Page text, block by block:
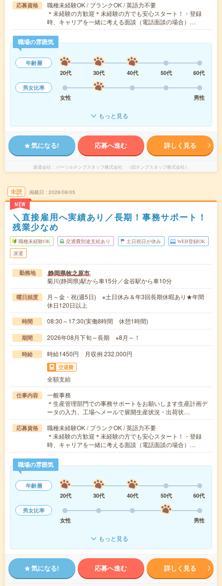
応募資格
職種未経験OK / ブランクOK / 英語力不要
＊未経験の方歓迎＊未経験の方でも安心スタート！・登録
時、キャリアを一緒に考える面談（電話面談の場合）…
職場の雰囲気
年齢層
20代
30代 40代 50代
60代
男女比率
女性
男性
もっと見る
気になる! 応募へ進む 詳しく見る
派遣会社 パーソルテンプスタッフ株式会社 （旧テンプスタッフ株式会社）
未読
NEW
掲載日 2026/08/05
＼直接雇用へ実績あり／長期！事務サポート！
残業少なめ
職種未経験OK 交通費別途支給あり 土日祝日が休み WEB登録OK
派遣
勤務地 静岡県牧之原市
菊川(静岡県)駅から車15分／金谷駅から車10分
曜日頻度
月～金・祝(週5日) ※土日休み＆年3回長期休暇あり★年間
休日120日以上
時間 08:30～17:30(実働8時間 休憩1時間)
期間 2026年08月下旬～長期 ※8月～！
時給 時給1450円 月収例 232,000円
交通費
全額支給
仕事内容
一般事務
＊生産管理部門での事務サポートをお願いします生産計画デ
ータの入力、工場へメールで展開生産状況・出荷状…
応募資格
職種未経験OK / ブランクOK / 英語力不要
＊未経験の方歓迎＊未経験の方でも安心スタート！・登録
時、キャリアを一緒に考える面談（電話面談の場合）…
職場の雰囲気
年齢層
20代
30代 40代 50代
60代
男女比率
女性
男性
もっと見る
気になる! 応募へ進む 詳しく見る